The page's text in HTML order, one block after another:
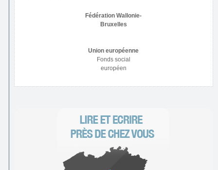
Fédération Wallonie-
Bruxelles
Union européenne
Fonds social
européen